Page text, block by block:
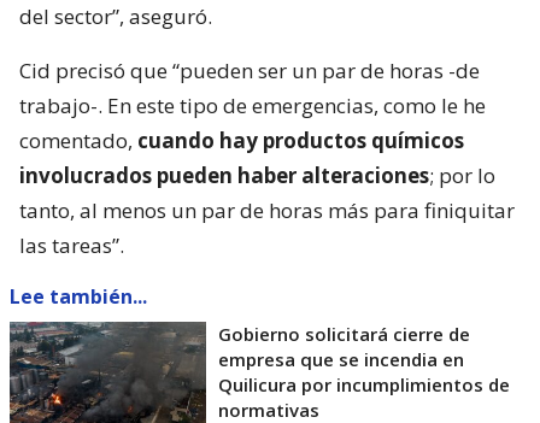
del sector”, aseguró.
Cid precisó que “pueden ser un par de horas -de
trabajo-. En este tipo de emergencias, como le he
comentado, cuando hay productos químicos
involucrados pueden haber alteraciones; por lo
tanto, al menos un par de horas más para finiquitar
las tareas”.
Lee también...
Gobierno solicitará cierre de
empresa que se incendia en
Quilicura por incumplimientos de
normativas